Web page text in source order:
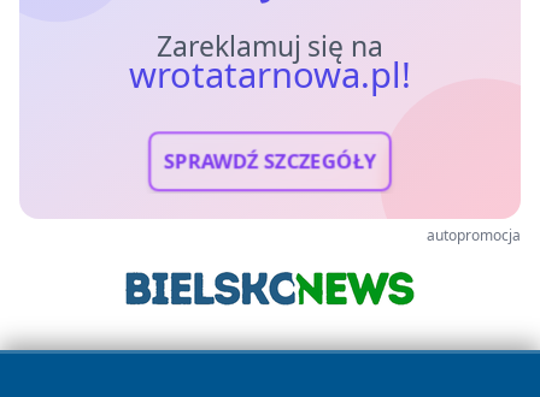
Zareklamuj się na
wrotatarnowa.pl!
SPRAWDŹ SZCZEGÓŁY
autopromocja